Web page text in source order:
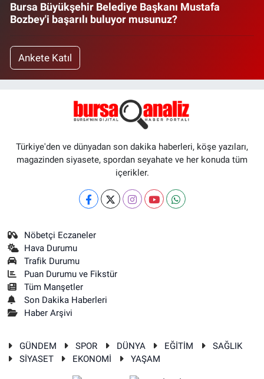
Bursa Büyükşehir Belediye Başkanı Mustafa
Bozbey'i başarılı buluyor musunuz?
Ankete Katıl
Türkiye'den ve dünyadan son dakika haberleri, köşe yazıları,
magazinden siyasete, spordan seyahate ve her konuda tüm
içerikler.
Nöbetçi Eczaneler
Hava Durumu
Trafik Durumu
Puan Durumu ve Fikstür
Tüm Manşetler
Son Dakika Haberleri
Haber Arşivi
GÜNDEM SPOR DÜNYA EĞİTİM
SAĞLIK
SİYASET
EKONOMİ YAŞAM